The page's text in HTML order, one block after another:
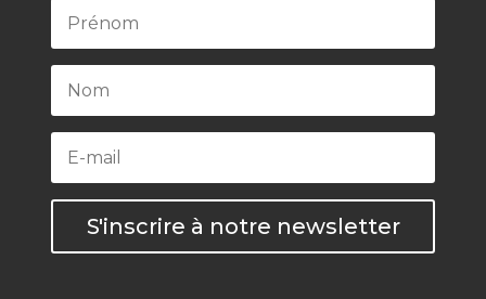
S'inscrire à notre newsletter